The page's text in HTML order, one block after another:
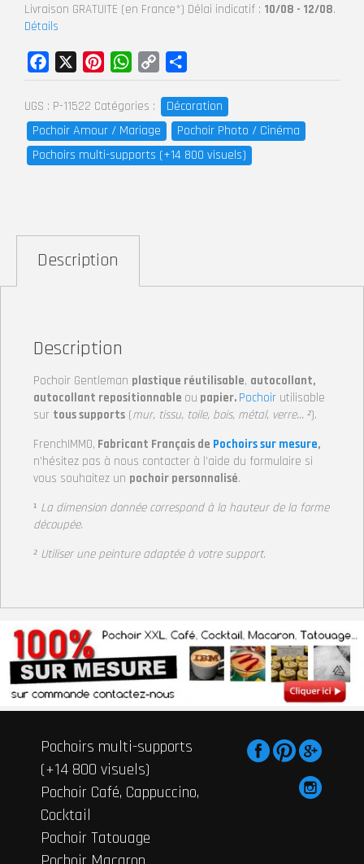
Livraison GRATUITE (en France*) Délai indicatif : 10/08 - 12/08.
Détails
UGS : P-11522 Catégories :
Décoration
Pochoir Amour / Mariage
Pochoir Photo / Cinéma
Pochoirs multi-supports (+14 800 visuels)
Facebook PinterestWhatsApp
Copy
Link
Description
Description
Pochoir Gentleman plastique réutilisable, autocollant,
autocollant repositionnable ou papier. Pochoir utilisable
sur tous supports (mur, tissu, toile, bois, métal, verre… ²).
FrenchIMMO, Fabricant Français de Pochoirs sur mesure,
n’hésitez pas à nous contacter à l’aide du formulaire si
vous souhaitez un pochoir personnalisé.
¹ La dimension donnée correspond à la hauteurde la forme
découpée.
² Utiliser une peinture adaptée à votre support.
Pochoirs multi-supports
(+14 800 visuels)
Pochoir Café, Cappuccino,
Cocktail
Pochoir Tatouage